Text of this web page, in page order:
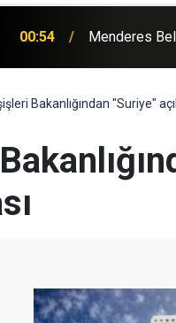
00:42 Erdemli'de
Bakanlığından "Suriye"